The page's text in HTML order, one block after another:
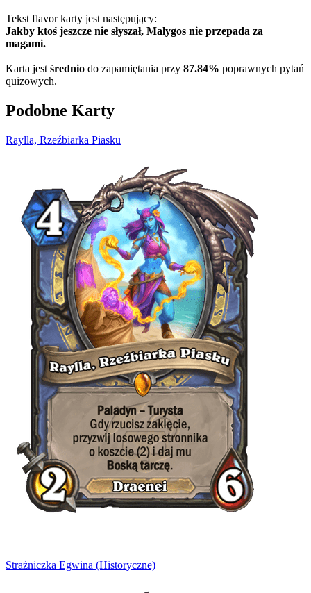
Tekst flavor karty jest następujący:
Jakby ktoś jeszcze nie słyszał, Malygos nie przepada za
magami.
Karta jest średnio do zapamiętania przy 87.84% poprawnych pytań
quizowych.
Podobne Karty
Raylla, Rzeźbiarka Piasku
Strażniczka Egwina (Historyczne)